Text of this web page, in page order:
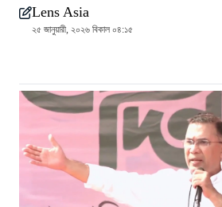
Lens Asia
২৫ জানুয়ারী, ২০২৬ বিকাল ০৪:১৫